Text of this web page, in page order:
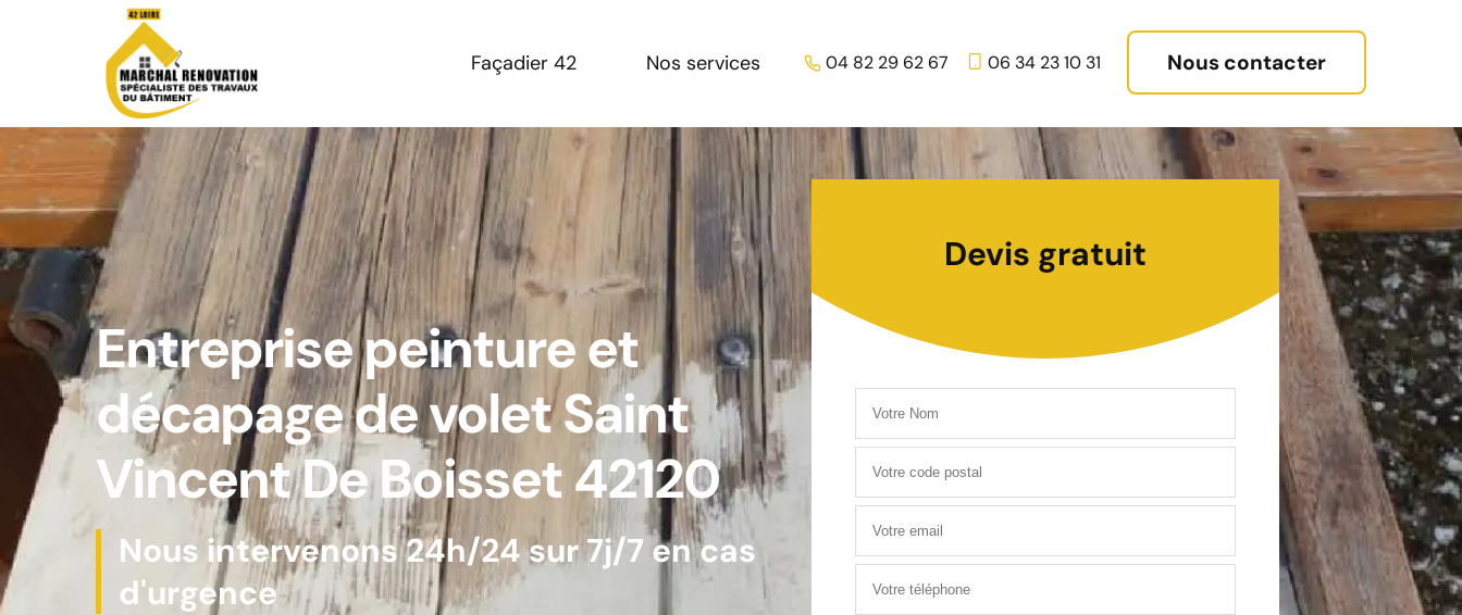
Façadier 42 Nos services 04 82 29 62 67 06 34 23 10 31 Nous contacter
Entreprise peinture et
décapage de volet Saint
Vincent De Boisset 42120
Nous intervenons 24h/24 sur 7j/7 en cas
d'urgence
Devis gratuit